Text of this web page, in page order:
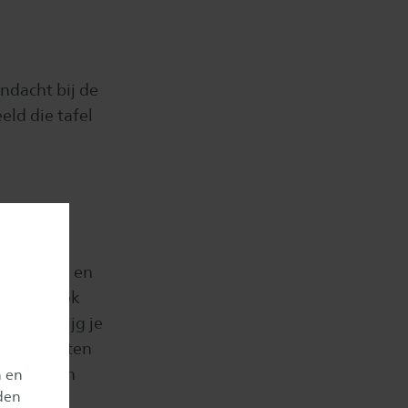
en
bij de
die tafel
en
Ook
krijg je
effecten